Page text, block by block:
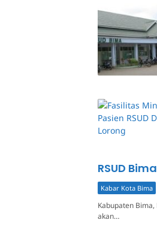
RSUD
Kabar Kota Bima
Kabupaten Bima,
akan…